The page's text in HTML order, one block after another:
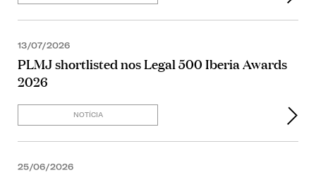
13/07/2026
PLMJ shortlisted nos Legal 500 Iberia Awards
2026
NOTÍCIA
25/06/2026